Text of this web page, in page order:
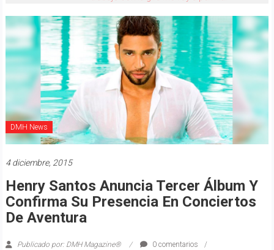
DMH News
4 diciembre, 2015
Henry Santos Anuncia Tercer Álbum Y
Confirma Su Presencia En Conciertos
De Aventura
Publicado por: DMH Magazine®
0 comentarios